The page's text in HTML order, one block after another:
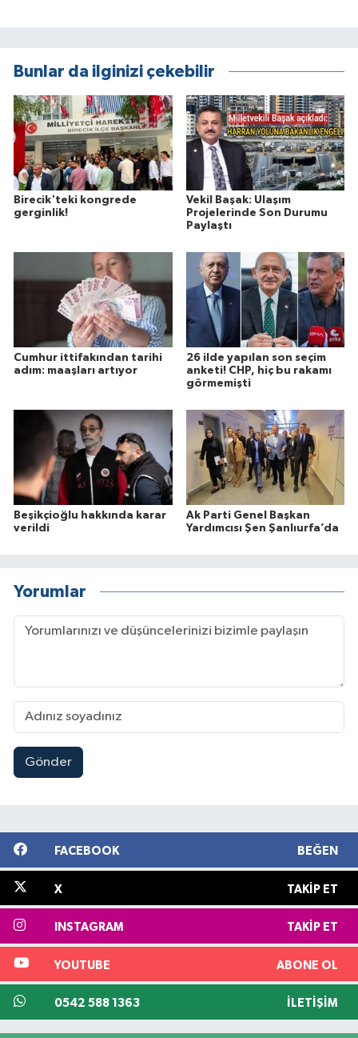
Bunlar da ilginizi çekebilir
Birecik'teki kongrede
gerginlik!
Vekil Başak: Ulaşım
Projelerinde Son Durumu
Paylaştı
Cumhur ittifakından tarihi
adım: maaşları artıyor
26 ilde yapılan son seçim
anketi! CHP, hiç bu rakamı
görmemişti
Beşikçioğlu hakkında karar
verildi
Ak Parti Genel Başkan
Yardımcısı Şen Şanlıurfa’da
Yorumlar
Gönder
FACEBOOK BEĞEN
X TAKIP ET
INSTAGRAM TAKIP ET
YOUTUBE ABONE OL
0542 588 1363 İLETIŞIM